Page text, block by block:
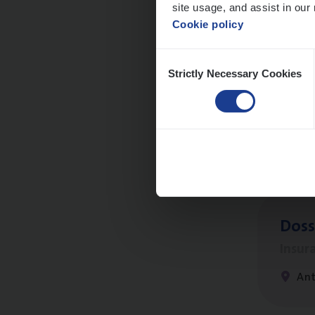
site usage, and assist in our
Cookie policy
Selection
Strictly Necessary Cookies